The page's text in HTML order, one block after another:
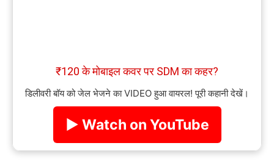
₹120 के मोबाइल कवर पर SDM का कहर?
डिलीवरी बॉय को जेल भेजने का VIDEO हुआ वायरल! पूरी कहानी देखें।
▶ Watch on YouTube